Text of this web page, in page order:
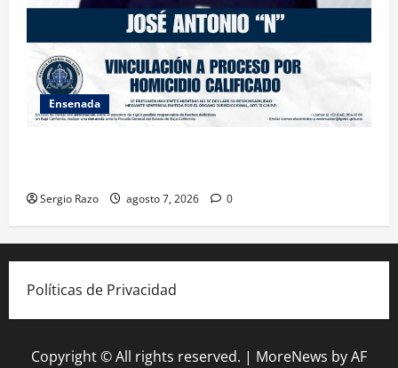
Ensenada
Sergio Razo agosto 7, 2026 0
Políticas de Privacidad
Copyright © All rights reserved. | MoreNews by AF